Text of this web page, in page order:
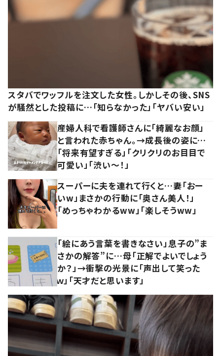
スタバでワッフルを注文した女性。しかしその後、SNS
が騒然とした投稿に…「知らなかった」「ヤバい安い」
産婦人科で看護師さんに「綺麗なお顔」
と言われた赤ちゃん。→成長後の姿に…
「将来有望すぎる」「クリクリのお目目で
可愛い」「渋い～！」
スーパーに夫を連れて行くと…妻「おー
いw」まさかの行動に「奥さん美人！」
「めっちゃわかるww」「楽しそうww」
「絵にあう言葉を書きなさい」息子の”ま
さかの解答”に…母「正解でよいでしょう
か？」→衝撃の光景に「声出して笑った
ｗ」「天才だと思います」